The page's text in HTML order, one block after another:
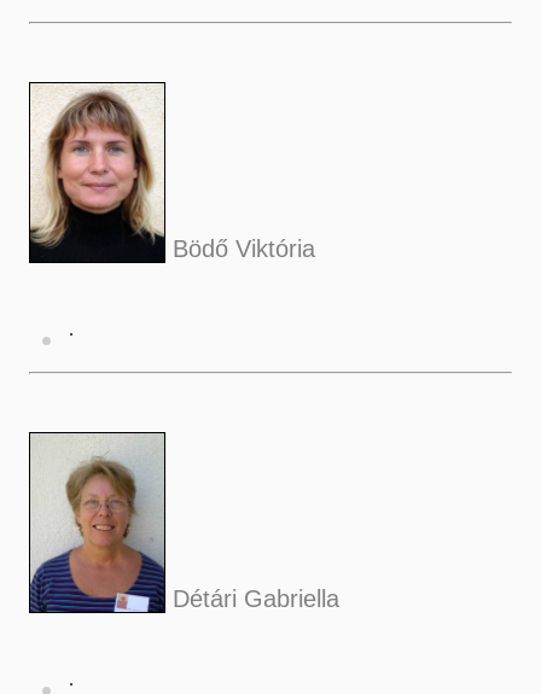
Bödő Viktória
Détári Gabriella